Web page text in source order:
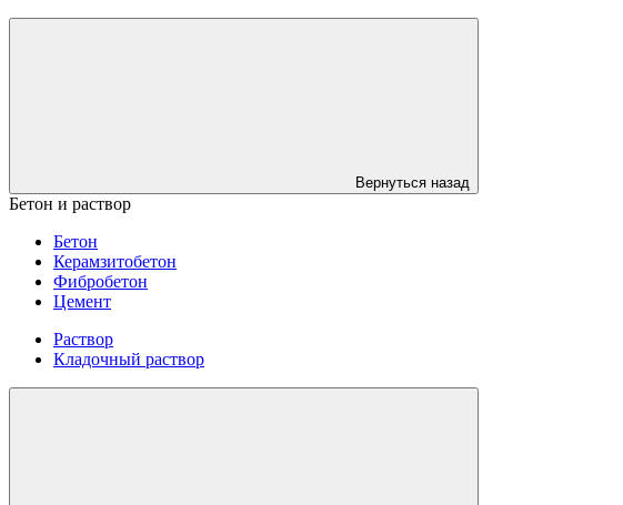
Вернуться назад
Бетон и раствор
Бетон
Керамзитобетон
Фибробетон
Цемент
Раствор
Кладочный раствор